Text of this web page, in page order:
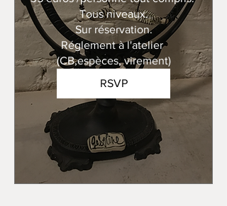
Tous niveaux.
Sur réservation.
Réglement à l'atelier
(CB,espèces, virement)
RSVP